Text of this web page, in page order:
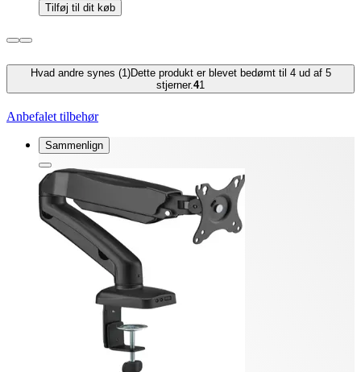
Tilføj til dit køb
Hvad andre synes (1)Dette produkt er blevet bedømt til 4 ud af 5
stjerner.41
Anbefalet tilbehør
Sammenlign